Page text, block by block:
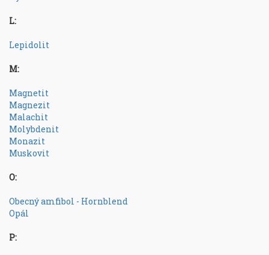
L:
Lepidolit
M:
Magnetit
Magnezit
Malachit
Molybdenit
Monazit
Muskovit
O:
Obecný amfibol - Hornblend
Opál
P: